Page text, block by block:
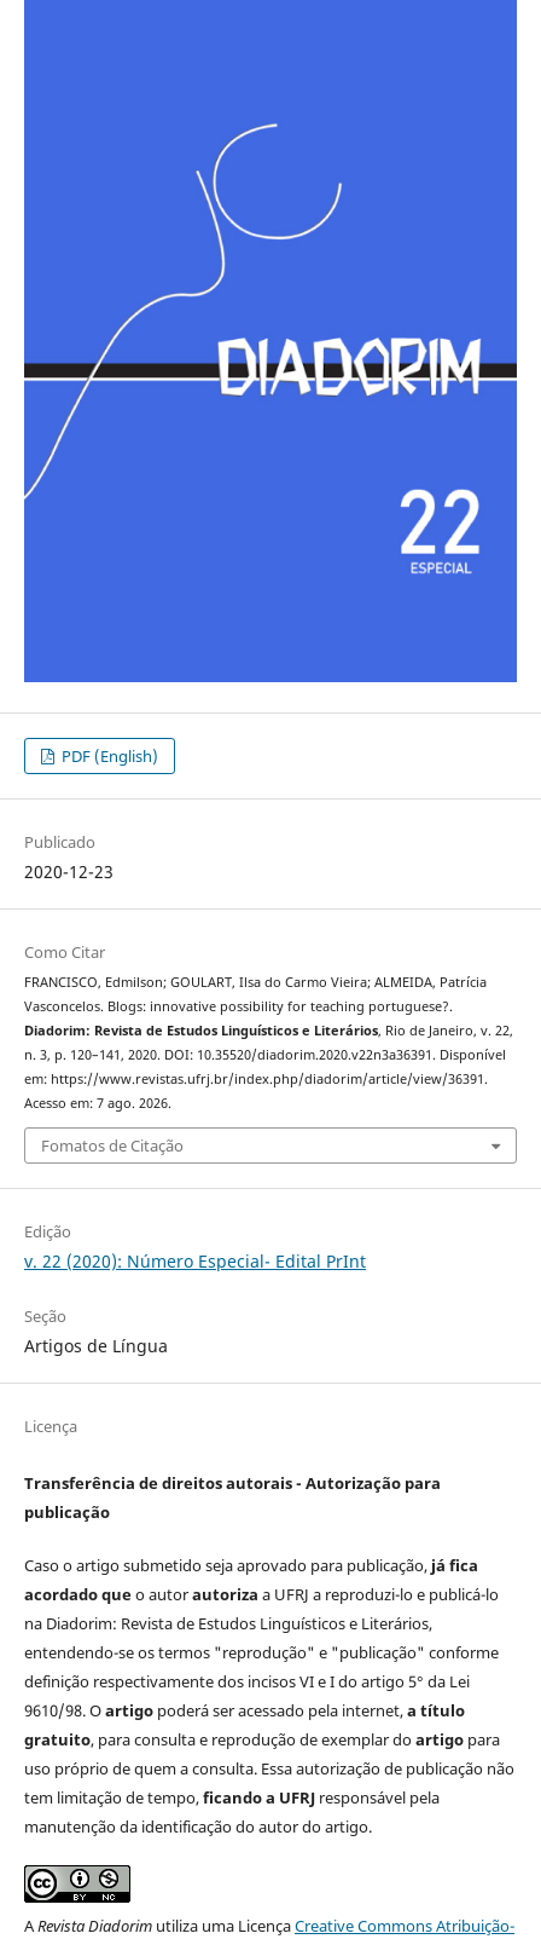
PDF (English)
Publicado
2020-12-23
Como Citar
FRANCISCO, Edmilson; GOULART, Ilsa do Carmo Vieira; ALMEIDA, Patrícia
Vasconcelos. Blogs: innovative possibility for teaching portuguese?.
Diadorim: Revista de Estudos Linguísticos e Literários, Rio de Janeiro, v. 22,
n. 3, p. 120–141, 2020. DOI: 10.35520/diadorim.2020.v22n3a36391. Disponível
em: https://www.revistas.ufrj.br/index.php/diadorim/article/view/36391.
Acesso em: 7 ago. 2026.
Fomatos de Citação
Edição
v. 22 (2020): Número Especial- Edital PrInt
Seção
Artigos de Língua
Licença
Transferência de direitos autorais - Autorização para
publicação
Caso o artigo submetido seja aprovado para publicação, já fica
acordado queo autorautoriza a UFRJ a reproduzi-lo e publicá-lo
na Diadorim: Revista de Estudos Linguísticos e Literários,
entendendo-se os termos "reprodução" e "publicação" conforme
definição respectivamente dos incisos VI e I do artigo 5° da Lei
9610/98. Oartigopoderá ser acessado pela internet,a título
gratuito, para consulta e reprodução de exemplar doartigopara
uso próprio de quem a consulta. Essa autorização de publicação não
tem limitação de tempo,ficando a UFRJresponsável pela
manutenção da identificação do autor do artigo.
ARevista Diadorimutiliza uma LicençaCreative Commons Atribuição-